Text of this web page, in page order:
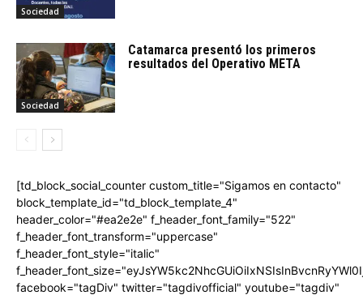
Sociedad
Sociedad
Catamarca presentó los primeros
resultados del Operativo META
[td_block_social_counter custom_title="Sigamos en contacto"
block_template_id="td_block_template_4"
header_color="#ea2e2e" f_header_font_family="522"
f_header_font_transform="uppercase"
f_header_font_style="italic"
facebook="tagDiv" twitter="tagdivofficial" youtube="tagdiv"